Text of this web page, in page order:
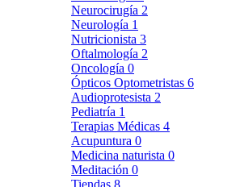
Neurocirugía 2
Neurología 1
Nutricionista 3
Oftalmología 2
Oncología 0
Ópticos Optometristas 6
Audioprotesista 2
Pediatría 1
Terapias Médicas 4
Acupuntura 0
Medicina naturista 0
Meditación 0
Tiendas 8